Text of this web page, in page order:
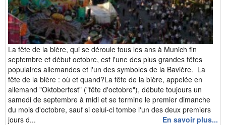
La fête de la bière, qui se déroule tous les ans à Munich fin
septembre et début octobre, est l'une des plus grandes fêtes
populaires allemandes et l'un des symboles de la Bavière. La
fête de la bière : où et quand?La fête de la bière, appelée en
allemand "Oktoberfest" ("fête d'octobre"), débute toujours un
samedi de septembre à midi et se termine le premier dimanche
du mois d'octobre, sauf si celui-ci tombe l'un des deux premiers
jours d...
En savoir plus...